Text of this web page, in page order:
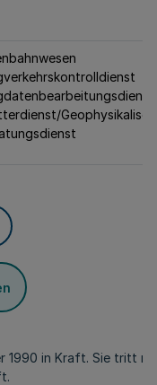
1990 in Kraft. Sie tritt